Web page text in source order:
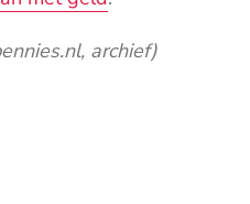
archief)